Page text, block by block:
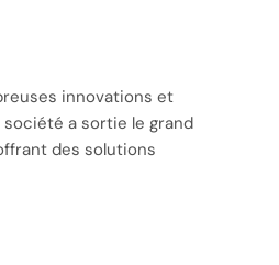
innovations et
société a sortie le grand
des solutions